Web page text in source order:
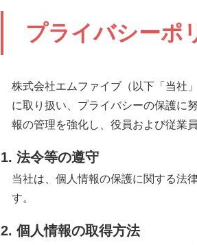
プライバシーポ
株式会社エムファイブ（以下「当社
に取り扱い、プライバシーの保護に
報の管理を強化し、役員および従業
1. 法令等の遵守
当社は、個人情報の保護に関する法
す。
2. 個人情報の取得方法